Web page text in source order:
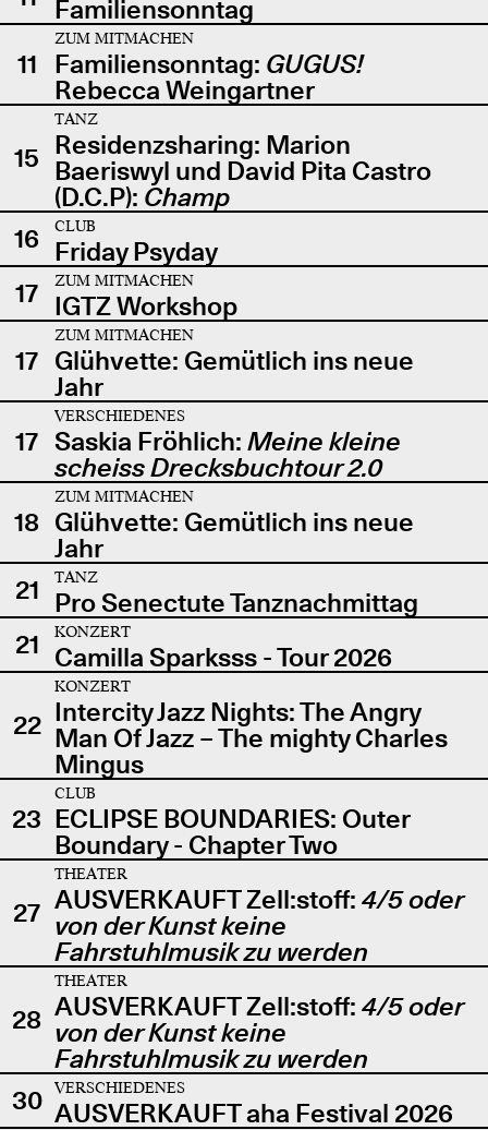
Familiensonntag
11
ZUM MITMACHEN
Familiensonntag: GUGUS!
Rebecca Weingartner
15
TANZ
Residenzsharing: Marion
Baeriswyl und David Pita Castro
(D.C.P): Champ
16
CLUB
Friday Psyday
17
ZUM MITMACHEN
IGTZ Workshop
17
ZUM MITMACHEN
Glühvette: Gemütlich ins neue
Jahr
17
VERSCHIEDENES
Saskia Fröhlich: Meine kleine
scheiss Drecksbuchtour 2.0
18
ZUM MITMACHEN
Glühvette: Gemütlich ins neue
Jahr
21
TANZ
Pro Senectute Tanznachmittag
21
KONZERT
Camilla Sparksss - Tour 2026
22
KONZERT
Intercity Jazz Nights: The Angry
Man Of Jazz – The mighty Charles
Mingus
23
CLUB
ECLIPSE BOUNDARIES: Outer
Boundary - Chapter Two
27
THEATER
AUSVERKAUFT Zell:stoff: 4/5 oder
von der Kunst keine
Fahrstuhlmusik zu werden
28
THEATER
AUSVERKAUFT Zell:stoff: 4/5 oder
von der Kunst keine
Fahrstuhlmusik zu werden
30
VERSCHIEDENES
AUSVERKAUFT aha Festival 2026